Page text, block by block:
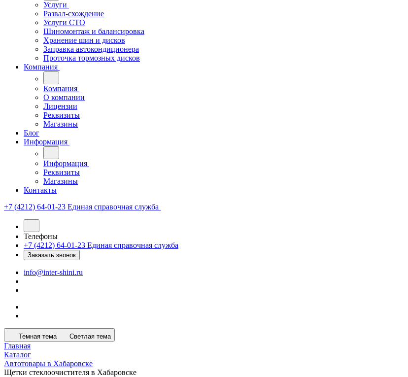
Услуги
Развал-схождение
Услуги СТО
Шиномонтаж и балансировка
Хранение шин и дисков
Заправка автокондиционера
Проточка тормозных дисков
Компания
Компания
О компании
Лицензии
Реквизиты
Магазины
Блог
Информация
Информация
Реквизиты
Магазины
Контакты
+7 (4212) 64-01-23 Единая справочная служба
Телефоны
+7 (4212) 64-01-23 Единая справочная служба
Заказать звонок
info@inter-shini.ru
Темная тема Светлая тема
Главная
Каталог
Автотовары в Хабаровске
Щетки стеклоочистителя в Хабаровске